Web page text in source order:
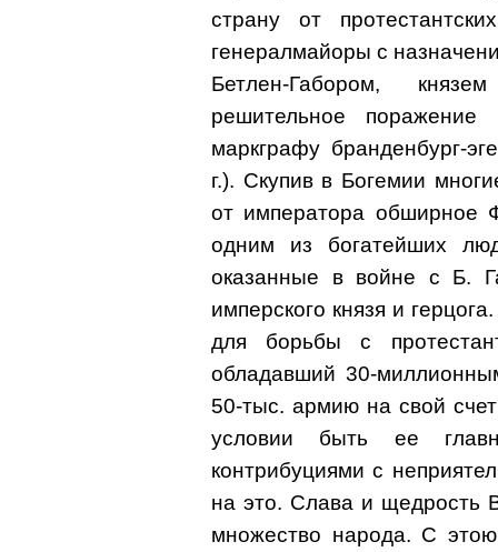
страну от
генералмайоры с
Бетлен-Габором,
решительное
маркграфу бранденбург-
г.). Скупив в Богемии
от императора обширное
одним из богатейших
оказанные в войне с Б.
имперского князя и
для борьбы с
обладавший 30-
50-тыс. армию на свой
условии быть ее
контрибуциями с
на это. Слава и щедрость
множество народа. С